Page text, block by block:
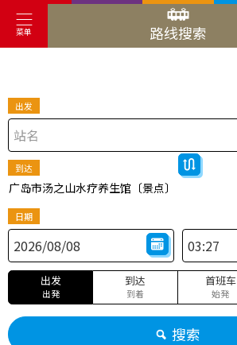
菜单 路线搜索
出发
到达
广岛市汤之山水疗养生馆〔景点〕
日期
出发
出発
到达
到着
首班车
始発
搜索